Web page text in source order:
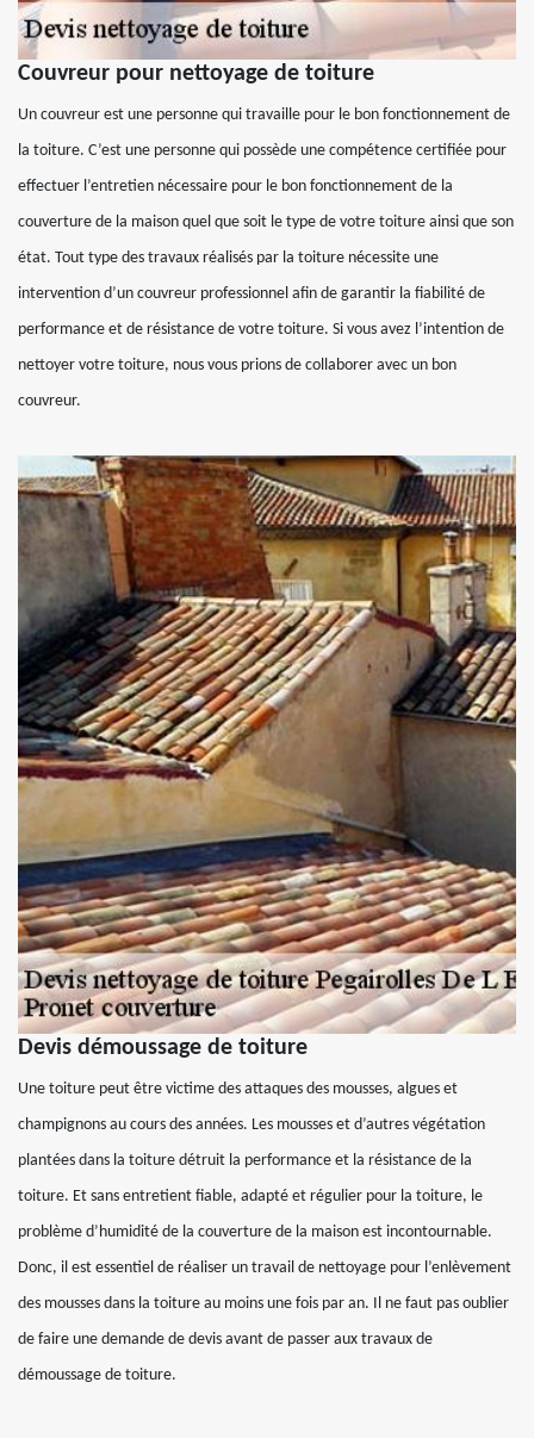
Couvreur pour nettoyage de toiture
Un couvreur est une personne qui travaille pour le bon fonctionnement de
la toiture. C’est une personne qui possède une compétence certifiée pour
effectuer l’entretien nécessaire pour le bon fonctionnement de la
couverture de la maison quel que soit le type de votre toiture ainsi que son
état. Tout type des travaux réalisés par la toiture nécessite une
intervention d’un couvreur professionnel afin de garantir la fiabilité de
performance et de résistance de votre toiture. Si vous avez l’intention de
nettoyer votre toiture, nous vous prions de collaborer avec un bon
couvreur.
Devis démoussage de toiture
Une toiture peut être victime des attaques des mousses, algues et
champignons au cours des années. Les mousses et d’autres végétation
plantées dans la toiture détruit la performance et la résistance de la
toiture. Et sans entretient fiable, adapté et régulier pour la toiture, le
problème d’humidité de la couverture de la maison est incontournable.
Donc, il est essentiel de réaliser un travail de nettoyage pour l’enlèvement
des mousses dans la toiture au moins une fois par an. Il ne faut pas oublier
de faire une demande de devis avant de passer aux travaux de
démoussage de toiture.